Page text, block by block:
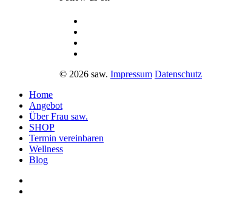
© 2026 saw. Impressum Datenschutz
Home
Angebot
Über Frau saw.
SHOP
Termin vereinbaren
Wellness
Blog